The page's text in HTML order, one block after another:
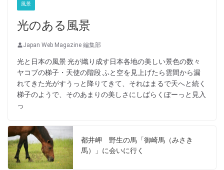
風景
光のある風景
Japan Web Magazine 編集部
光と日本の風景 光が織り成す日本各地の美しい景色の数々
ヤコブの梯子・天使の階段 ふと空を見上げたら雲間から漏
れてきた光がすうっと降りてきて、それはまるで天へと続く
梯子のようで、そのあまりの美しさにしばらくぼーっと見入
っ
都井岬 野生の馬「御崎馬（みさき
馬）」に会いに行く